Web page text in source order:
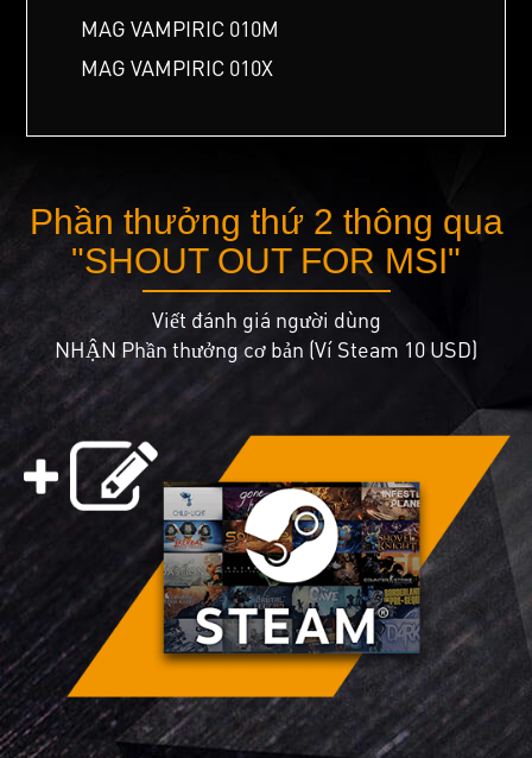
MAG VAMPIRIC 010M
MAG VAMPIRIC 010X
Phần thưởng thứ 2 thông qua
"SHOUT OUT FOR MSI"
Viết đánh giá người dùng
NHẬN Phần thưởng cơ bản (Ví Steam 10 USD)